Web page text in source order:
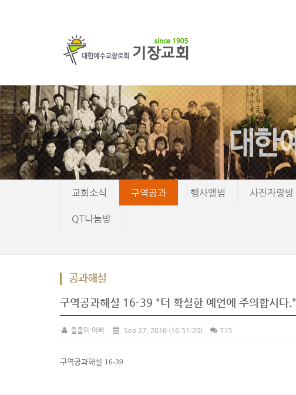
교회소식 구역공과 행사앨범 사진자랑방
QT나눔방
공과해설
구역공과해설 16-39 "더 확실한 예언에 주의합시다."
울울이 아빠 Sep 27, 2016 (16:51:20) 715
구역공과해설 16-39